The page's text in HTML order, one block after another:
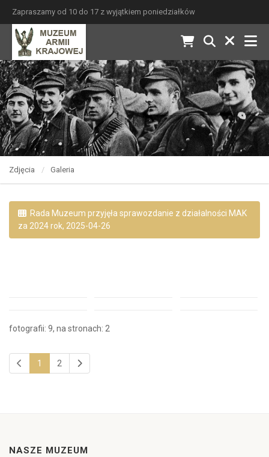
Zapraszamy od 10 do 17 z wyjątkiem poniedziałków
Zdjęcia Galeria
Rada Muzeum przyjęła sprawozdanie z działalności MAK
za 2024 rok, 2025-04-26
fotografii: 9, na stronach: 2
1 2
NASZE MUZEUM